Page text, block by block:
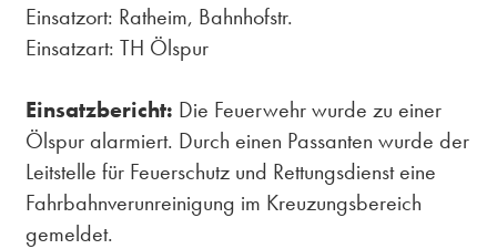
Einsatzort: Ratheim, Bahnhofstr.
Einsatzart: TH Ölspur
Einsatzbericht: Die Feuerwehr wurde zu einer
Ölspur alarmiert. Durch einen Passanten wurde der
Leitstelle für Feuerschutz und Rettungsdienst eine
Fahrbahnverunreinigung im Kreuzungsbereich
gemeldet.